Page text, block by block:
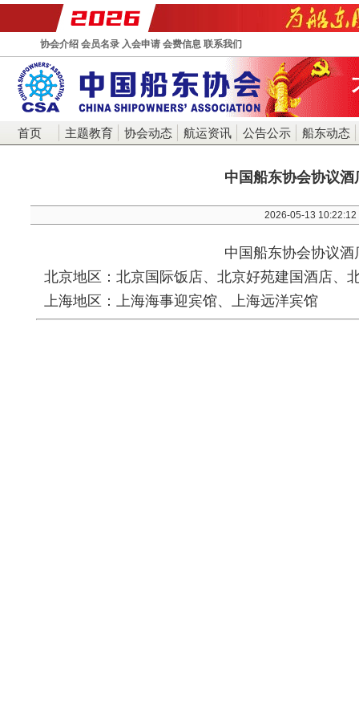
协会介绍 会员名录 入会申请 会费信息 联系我们
首页 主题教育 协会动态 航运资讯 公告公示 船东动态
中国船东协会协议酒
2026-05-13 10:22:12
中国船东协会协议酒
北京地区： 北京国际饭店、北京好苑建国酒店、
上海地区：上海海事迎宾馆、上海远洋宾馆